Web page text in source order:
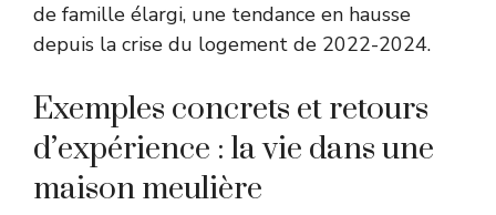
de famille élargi, une tendance en hausse
depuis la crise du logement de 2022-2024.
Exemples concrets et retours
d’expérience : la vie dans une
maison meulière